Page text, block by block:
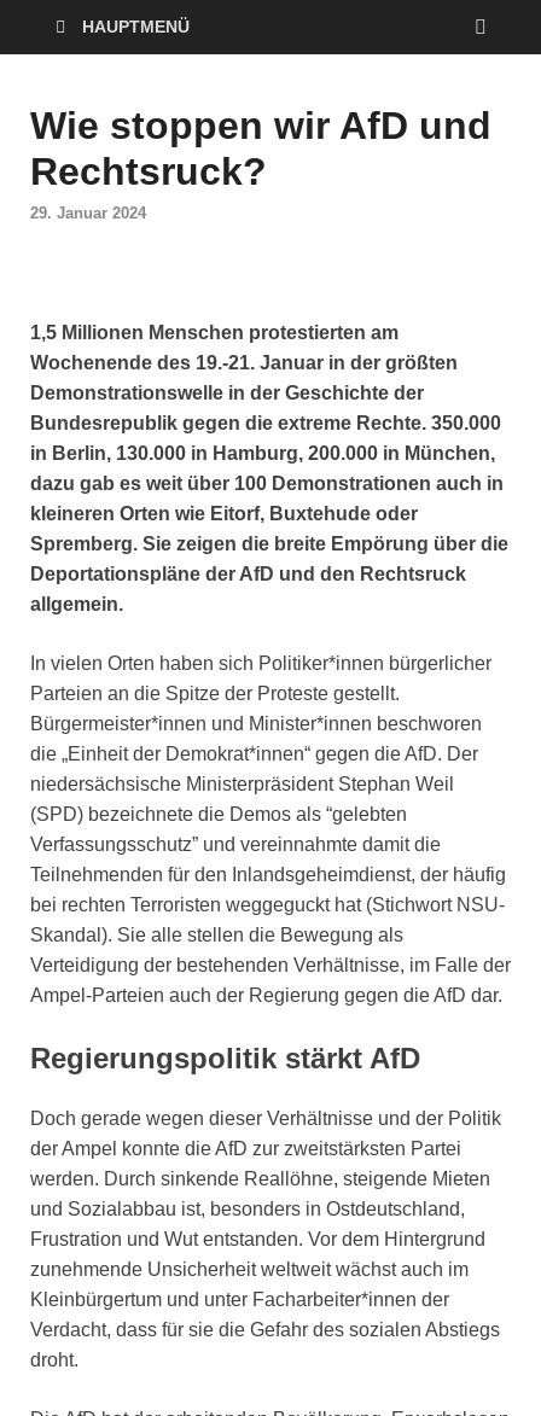
HAUPTMENÜ
Wie stoppen wir AfD und
Rechtsruck?
29. Januar 2024
1,5 Millionen Menschen protestierten am
Wochenende des 19.-21. Januar in der größten
Demonstrationswelle in der Geschichte der
Bundesrepublik gegen die extreme Rechte. 350.000
in Berlin, 130.000 in Hamburg, 200.000 in München,
dazu gab es weit über 100 Demonstrationen auch in
kleineren Orten wie Eitorf, Buxtehude oder
Spremberg. Sie zeigen die breite Empörung über die
Deportationspläne der AfD und den Rechtsruck
allgemein.
In vielen Orten haben sich Politiker*innen bürgerlicher
Parteien an die Spitze der Proteste gestellt.
Bürgermeister*innen und Minister*innen beschworen
die „Einheit der Demokrat*innen“ gegen die AfD. Der
niedersächsische Ministerpräsident Stephan Weil
(SPD) bezeichnete die Demos als “gelebten
Verfassungsschutz” und vereinnahmte damit die
Teilnehmenden für den Inlandsgeheimdienst, der häufig
bei rechten Terroristen weggeguckt hat (Stichwort NSU-
Skandal). Sie alle stellen die Bewegung als
Verteidigung der bestehenden Verhältnisse, im Falle der
Ampel-Parteien auch der Regierung gegen die AfD dar.
Regierungspolitik stärkt AfD
Doch gerade wegen dieser Verhältnisse und der Politik
der Ampel konnte die AfD zur zweitstärksten Partei
werden. Durch sinkende Reallöhne, steigende Mieten
und Sozialabbau ist, besonders in Ostdeutschland,
Frustration und Wut entstanden. Vor dem Hintergrund
zunehmende Unsicherheit weltweit wächst auch im
Kleinbürgertum und unter Facharbeiter*innen der
Verdacht, dass für sie die Gefahr des sozialen Abstiegs
droht.